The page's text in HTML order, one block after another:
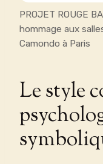
PROJET ROUGE
hommage aux
Camondo à Paris
Le style